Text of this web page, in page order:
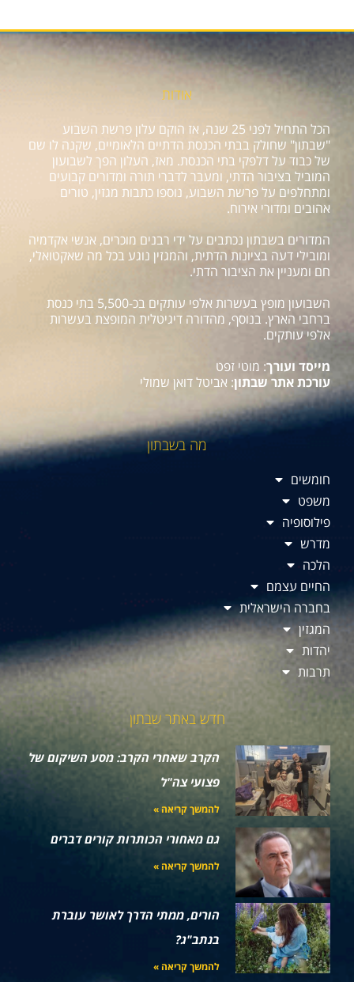
אודות
הכל התחיל לפני 25 שנה, אז הוקם עלון פרשת השבוע
"שבתון" שחולק בבתי הכנסת הדתיים הלאומיים, שקנה לו שם
של כבוד על דלפקי בתי הכנסת. מאז, העלון הפך לשבועון
המוביל בציבור הדתי, ומעבר לדברי תורה ומדורים קבועים
ומתחלפים על פרשת השבוע, נוספו כתבות מגזין, טורים
אהובים ומדורי אירוח.
המדורים בשבתון נכתבים על ידי רבנים מוכרים, אנשי אקדמיה
ומובילי דעה בציונות הדתית, והמגזין נוגע בכל מה שאקטואלי,
חם ומעניין את הציבור הדתי.
השבועון מופץ בעשרות אלפי עותקים בכ-5,500 בתי כנסת
ברחבי הארץ. בנוסף, מהדורה דיגיטלית המופצת בעשרות
אלפי עותקים.
מייסד ועורך: מוטי זפט
עורכת אתר שבתון: אביטל דואן שמולי
מה בשבתון
חומשים
משפט
פילוסופיה
מדרש
הלכה
החיים עצמם
בחברה הישראלית
המגזין
יהדות
תרבות
חדש באתר שבתון
הקרב שאחרי הקרב: מסע השיקום של
פצועי צה"ל
להמשך קריאה »
גם מאחורי הכותרות קורים דברים
להמשך קריאה »
הורים, ממתי הדרך לאושר עוברת
בנתב"ג?
להמשך קריאה »